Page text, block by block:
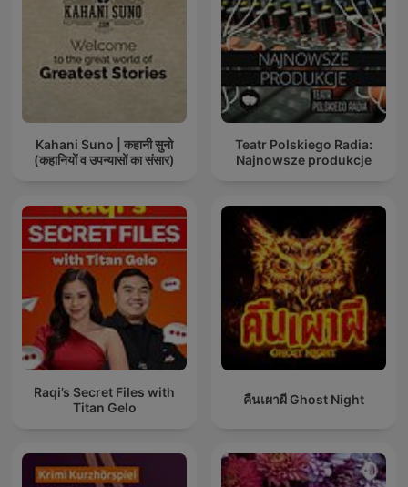
Kahani Suno | कहानी सुनो
(कहानियों व उपन्यासों का संसार)
Teatr Polskiego Radia:
Najnowsze produkcje
Raqi’s Secret Files with
Titan Gelo
คืนเผาผี Ghost Night